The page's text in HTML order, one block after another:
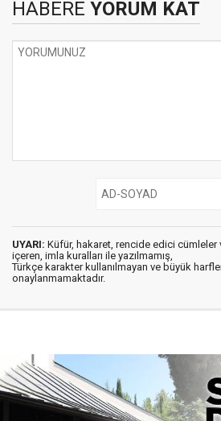
HABERE YORUM KAT
UYARI: Küfür, hakaret, rencide edici cümleler
içeren, imla kuralları ile yazılmamış,
Türkçe karakter kullanılmayan ve büyük
onaylanmamaktadır.